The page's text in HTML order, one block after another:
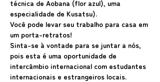
técnica de Aobana (flor azul), uma
especialidade de Kusatsu).
Você pode levar seu trabalho para casa em
um porta-retratos!
Sinta-se à vontade para se juntar a nós,
pois esta é uma oportunidade de
intercâmbio internacional com estudantes
internacionais e estrangeiros locais.